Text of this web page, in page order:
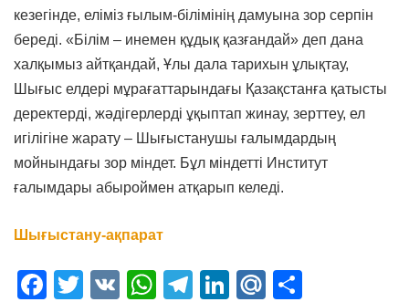
кезегінде, еліміз ғылым-білімінің дамуына зор серпін
береді. «Білім – инемен құдық қазғандай» деп дана
халқымыз айтқандай, Ұлы дала тарихын ұлықтау,
Шығыс елдері мұрағаттарындағы Қазақстанға қатысты
деректерді, жәдігерлерді ұқыптап жинау, зерттеу, ел
игілігіне жарату – Шығыстанушы ғалымдардың
мойнындағы зор міндет. Бұл міндетті Институт
ғалымдары абыроймен атқарып келеді.
Шығыстану-ақпарат
Facebook
Twitter
VK WhatsApp
Telegram
LinkedIn
Mail.Ru